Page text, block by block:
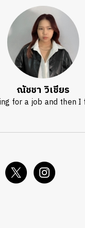
ณัชชา วิเชียร
for a job and then I